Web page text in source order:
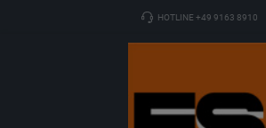
HOTLINE +49 9163 8910